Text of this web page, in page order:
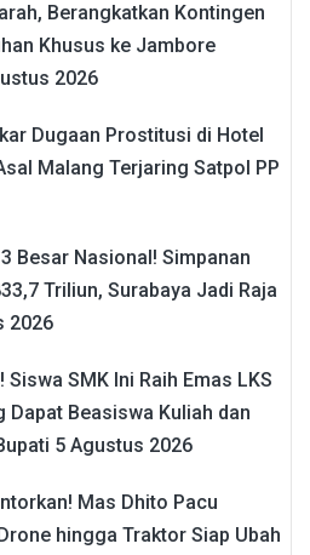
Berangkatkan Kontingen
Khusus ke Jambore
2026
Dugaan Prostitusi di Hotel
Malang Terjaring Satpol PP
Besar Nasional! Simpanan
Triliun, Surabaya Jadi Raja
2026
Siswa SMK Ini Raih Emas LKS
Dapat Beasiswa Kuliah dan
5 Agustus 2026
Mas Dhito Pacu
hingga Traktor Siap Ubah